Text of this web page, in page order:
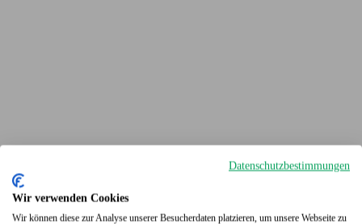
Datenschutzbestimmungen
Wir verwenden Cookies
Wir können diese zur Analyse unserer Besucherdaten platzieren, um unsere Webseite zu